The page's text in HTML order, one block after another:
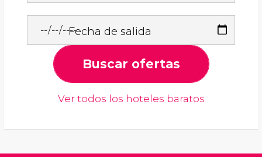
Fecha de salida
Buscar ofertas
Ver todos los hoteles baratos